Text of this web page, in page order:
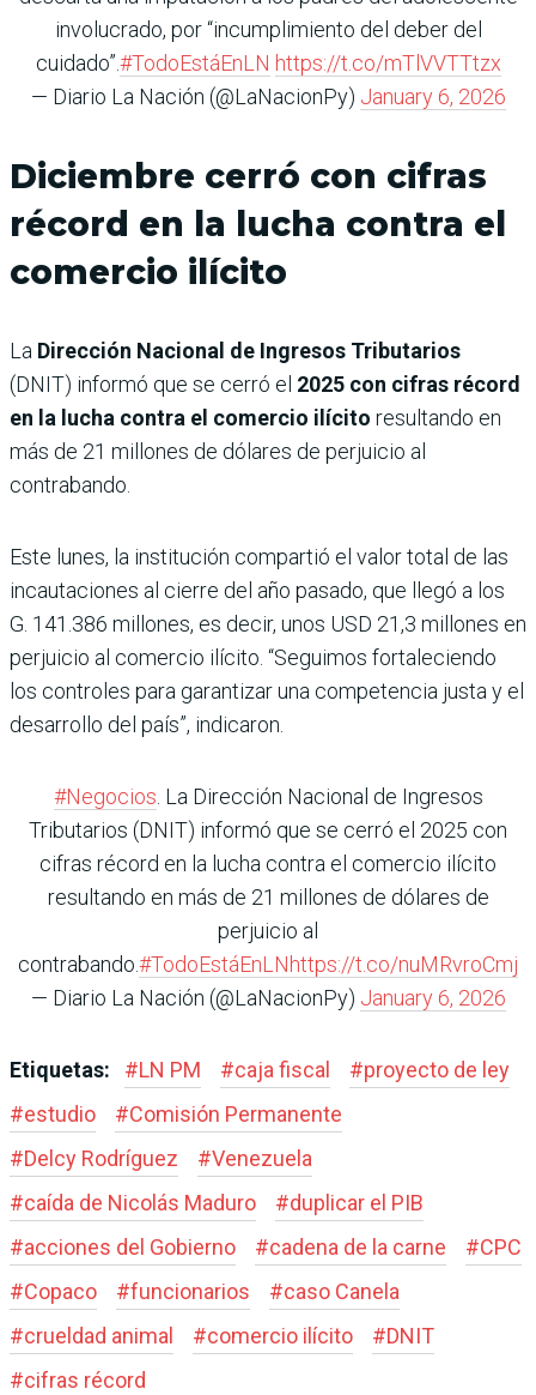
involucrado, por “incumplimiento del deber del
cuidado”.#TodoEstáEnLN https://t.co/mTlVVTTtzx
— Diario La Nación (@LaNacionPy) January 6, 2026
Diciembre cerró con cifras
récord en la lucha contra el
comercio ilícito
La Dirección Nacional de Ingresos Tributarios
(DNIT) informó que se cerró el 2025 con cifras récord
en la lucha contra el comercio ilícito resultando en
más de 21 millones de dólares de perjuicio al
contrabando.
Este lunes, la institución compartió el valor total de las
incautaciones al cierre del año pasado, que llegó a los
G. 141.386 millones, es decir, unos USD 21,3 millones en
perjuicio al comercio ilícito. “Seguimos fortaleciendo
los controles para garantizar una competencia justa y el
desarrollo del país”, indicaron.
#Negocios . La Dirección Nacional de Ingresos
Tributarios (DNIT) informó que se cerró el 2025 con
cifras récord en la lucha contra el comercio ilícito
resultando en más de 21 millones de dólares de
perjuicio al
contrabando.#TodoEstáEnLNhttps://t.co/nuMRvroCmj
— Diario La Nación (@LaNacionPy) January 6, 2026
Etiquetas: #LN PM #caja fiscal #proyecto de ley
#estudio #Comisión Permanente
#Delcy Rodríguez #Venezuela
#caída de Nicolás Maduro #duplicar el PIB
#acciones del Gobierno #cadena de la carne #CPC
#Copaco #funcionarios #caso Canela
#crueldad animal #comercio ilícito #DNIT
#cifras récord